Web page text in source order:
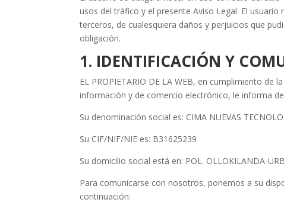
usos del tráfico y el presente Aviso Legal. El usuario
terceros, de cualesquiera daños y perjuicios que
obligación.
1. IDENTIFICACIÓN Y
EL PROPIETARIO DE LA WEB, en cumplimiento de
información y de comercio electrónico, le informa
Su denominación social es: CIMA NUEVAS
Su CIF/NIF/NIE es: B31625239
Su domicilio social está en: POL. OLLOKILANDA-
Para comunicarse con nosotros, ponemos a su
continuación: